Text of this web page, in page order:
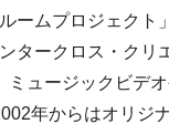
ームプロジェクト
タークロス・クリ
ュージックビデオ
年からはオリジ